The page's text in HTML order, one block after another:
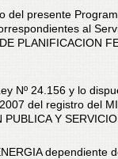
del presente
al
PLANIFICACION
Nº 24.156 y lo
del registro del
Y
dependiente